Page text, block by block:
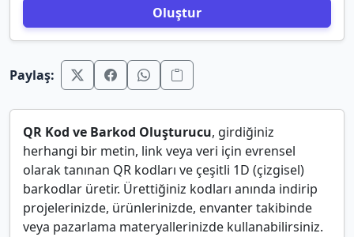
Oluştur
Paylaş:
QR Kod ve Barkod Oluşturucu, girdiğiniz
herhangi bir metin, link veya veri için evrensel
olarak tanınan QR kodları ve çeşitli 1D (çizgisel)
barkodlar üretir. Ürettiğiniz kodları anında indirip
projelerinizde, ürünlerinizde, envanter takibinde
veya pazarlama materyallerinizde kullanabilirsiniz.